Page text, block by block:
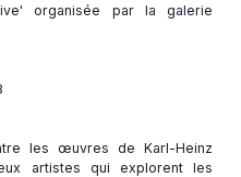
organisée par la galerie
les œuvres de Karl-Heinz
artistes qui explorent les